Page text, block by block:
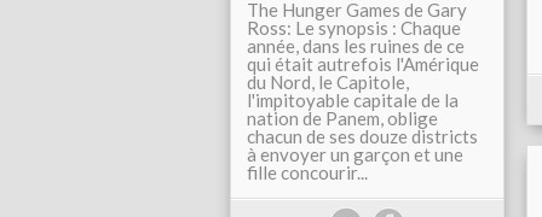
The Hunger Games de Gary
Ross: Le synopsis : Chaque
année, dans les ruines de ce
qui était autrefois l'Amérique
du Nord, le Capitole,
l'impitoyable capitale de la
nation de Panem, oblige
chacun de ses douze districts
à envoyer un garçon et une
fille concourir...